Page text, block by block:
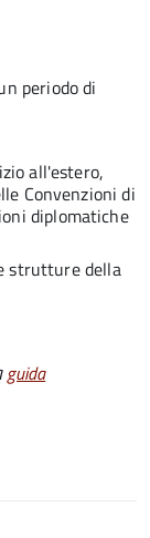
periodo di
all'estero,
Convenzioni di
diplomatiche
strutture della
guida